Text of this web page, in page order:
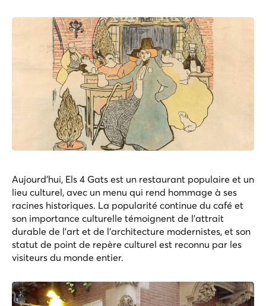
Aujourd'hui, Els 4 Gats est un restaurant populaire et un
lieu culturel, avec un menu qui rend hommage à ses
racines historiques. La popularité continue du café et
son importance culturelle témoignent de l'attrait
durable de l'art et de l'architecture modernistes, et son
statut de point de repère culturel est reconnu par les
visiteurs du monde entier.